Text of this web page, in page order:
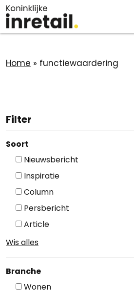
Home » functiewaardering
Filter
Soort
Nieuwsbericht
Inspiratie
Column
Persbericht
Article
Wis alles
Branche
Wonen